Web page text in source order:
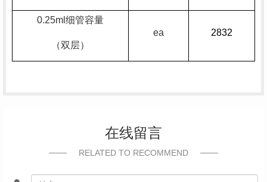
0.25ml细管容量
（双 层）
ea 2832
在线留言
RELATED TO RECOMMEND